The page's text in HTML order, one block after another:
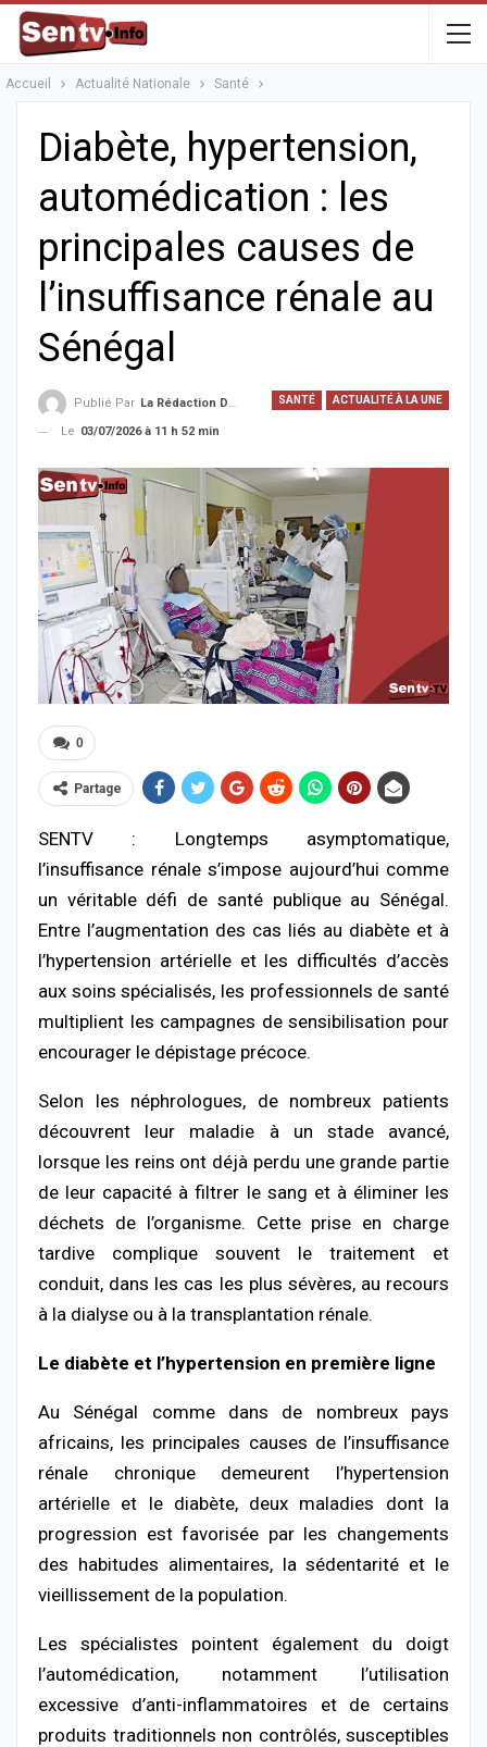
Accueil Actualité Nationale Santé
Diabète, hypertension,
automédication : les
principales causes de
l’insuffisance rénale au
Sénégal
SANTÉ ACTUALITÉ À LA UNE
Publié Par La Rédaction De La SenTV.info
Le 03/07/2026 à 11 h 52 min
0
Partage
SENTV : Longtemps asymptomatique,
l’insuffisance rénale s’impose aujourd’hui comme
un véritable défi de santé publique au Sénégal.
Entre l’augmentation des cas liés au diabète et à
l’hypertension artérielle et les difficultés d’accès
aux soins spécialisés, les professionnels de santé
multiplient les campagnes de sensibilisation pour
encourager le dépistage précoce.
Selon les néphrologues, de nombreux patients
découvrent leur maladie à un stade avancé,
lorsque les reins ont déjà perdu une grande partie
de leur capacité à filtrer le sang et à éliminer les
déchets de l’organisme. Cette prise en charge
tardive complique souvent le traitement et
conduit, dans les cas les plus sévères, au recours
à la dialyse ou à la transplantation rénale.
Le diabète et l’hypertension en première ligne
Au Sénégal comme dans de nombreux pays
africains, les principales causes de l’insuffisance
rénale chronique demeurent l’hypertension
artérielle et le diabète, deux maladies dont la
progression est favorisée par les changements
des habitudes alimentaires, la sédentarité et le
vieillissement de la population.
Les spécialistes pointent également du doigt
l’automédication, notamment l’utilisation
excessive d’anti-inflammatoires et de certains
produits traditionnels non contrôlés, susceptibles